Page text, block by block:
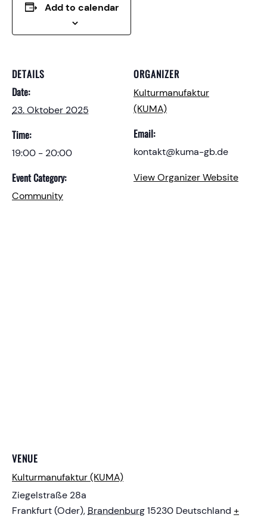
Add to calendar
DETAILS
Date:
23. Oktober 2025
Time:
19:00 - 20:00
Event Category:
Community
ORGANIZER
Kulturmanufaktur
(KUMA)
Email:
kontakt@kuma-gb.de
View Organizer Website
VENUE
Kulturmanufaktur (KUMA)
Ziegelstraße 28a
Frankfurt (Oder), Brandenburg15230 Deutschland +